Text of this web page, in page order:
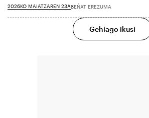
2026KO MAIATZAREN 23ABEÑAT EREZUMA
Gehiago ikusi